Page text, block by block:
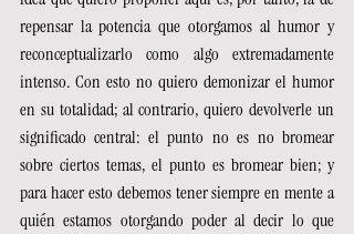
repensar la potencia que otorgamos al humor y
reconceptualizarlo como algo extremadamente
intenso. Con esto no quiero demonizar el humor
en su totalidad; al contrario, quiero devolverle un
significado central: el punto no es no bromear
sobre ciertos temas, el punto es bromear bien; y
para hacer esto debemos tener siempre en mente a
quién estamos otorgando poder al decir lo que